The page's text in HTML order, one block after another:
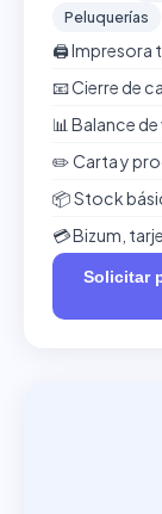
Peluquerías
🖨️ Impresora
📧 Cierre de
📊 Balance
✏️ Carta y
📦 Stock
💳 Bizum,
Solicitar